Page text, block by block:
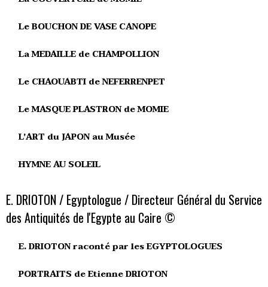
Le BOUCHON DE VASE CANOPE
La MEDAILLE de CHAMPOLLION
Le CHAOUABTI de NEFERRENPET
Le MASQUE PLASTRON de MOMIE
L’ART du JAPON au Musée
HYMNE AU SOLEIL
E. DRIOTON / Egyptologue / Directeur Général du Service
des Antiquités de l'Egypte au Caire ©
E. DRIOTON raconté par les EGYPTOLOGUES
PORTRAITS de Etienne DRIOTON